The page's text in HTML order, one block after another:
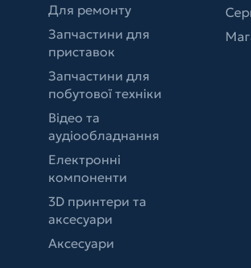
Для ремонту
Запчастини для
приставок
Запчастини для
побутової техніки
Відео та
аудіообладнання
Електронні
компоненти
3D принтери та
аксесуари
Аксесуари